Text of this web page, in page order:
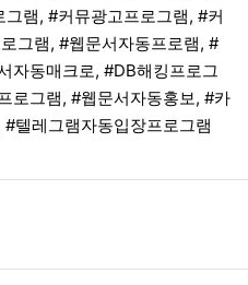
램, #커뮤광고프로그램, #커
그램, #웹문서자동프로램, #
자동매크로, #DB해킹프로그
로그램, #웹문서자동홍보, #카
텔레그램자동입장프로그램